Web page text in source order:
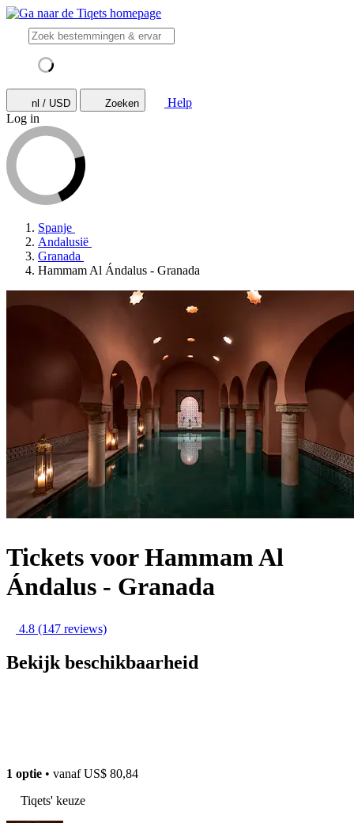
nl / USD Zoeken
Help
Log in
Spanje
Andalusië
Granada
Hammam Al Ándalus - Granada
Tickets voor Hammam Al
Ándalus - Granada
4.8 (147 reviews)
Bekijk beschikbaarheid
1 optie • vanafUS$ 80,84
Tiqets' keuze